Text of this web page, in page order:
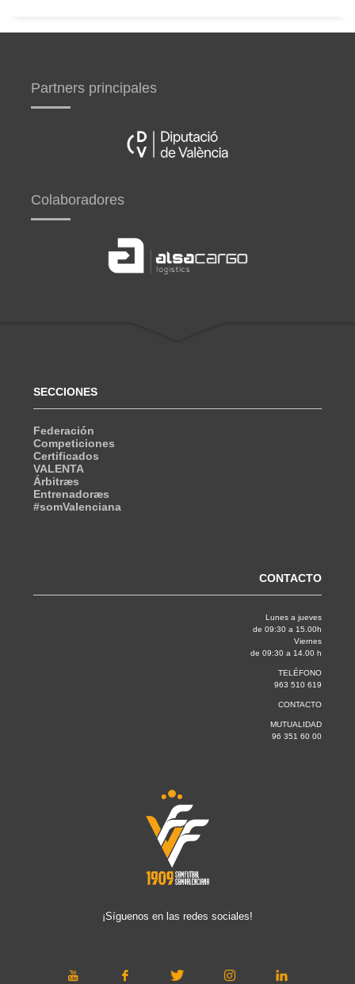
Partners principales
Colaboradores
SECCIONES
Federación
Competiciones
Certificados
VALENTA
Árbitræs
Entrenadoræs
#somValenciana
CONTACTO
Lunes a jueves
de 09:30 a 15.00h
Viernes
de 09:30 a 14.00 h
TELÉFONO
963 510 619
CONTACTO
MUTUALIDAD
96 351 60 00
¡Síguenos en las redes sociales!